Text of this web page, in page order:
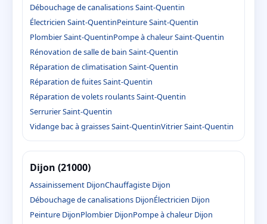
Débouchage de canalisations Saint-Quentin
Électricien Saint-QuentinPeinture Saint-Quentin
Plombier Saint-QuentinPompe à chaleur Saint-Quentin
Rénovation de salle de bain Saint-Quentin
Réparation de climatisation Saint-Quentin
Réparation de fuites Saint-Quentin
Réparation de volets roulants Saint-Quentin
Serrurier Saint-Quentin
Vidange bac à graisses Saint-QuentinVitrier Saint-Quentin
Dijon (21000)
Assainissement DijonChauffagiste Dijon
Débouchage de canalisations DijonÉlectricien Dijon
Peinture DijonPlombier DijonPompe à chaleur Dijon